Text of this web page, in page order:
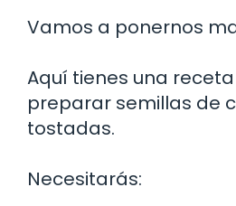
Vamos a ponernos
Aquí tienes una
preparar semillas de
tostadas.
Necesitarás: